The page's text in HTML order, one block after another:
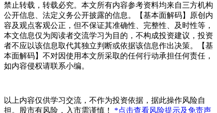
禁止转载，转载必究。本文所有内容参考资料均来自三方机构
公开信息、法定义务公开披露的信息。【基本面解码】原创内
容及观点客观公正，但不保证其准确性、完整性、及时性等，
本文信息仅为阅读者交流学习为目的，不构成投资建议，投资
者不应以该信息取代其独立判断或依据该信息作出决策。【基
本面解码】不对因使用本文所采取的任何行动承担任何责任，
如内容侵权请联系小编。
以上内容仅供学习交流，不作为投资依据，据此操作风险自
担。股市有风险，入市需谨慎！ *点击查看风险提示及免责声